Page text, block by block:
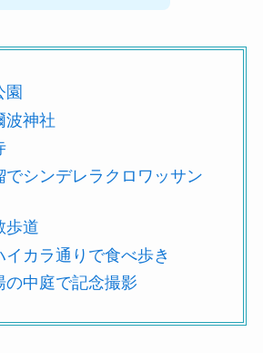
園
波神社
でシンデレラクロワッサン
歩道
カラ通りで食べ歩き
の中庭で記念撮影